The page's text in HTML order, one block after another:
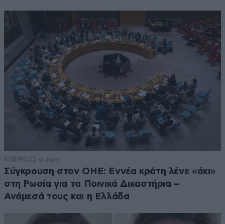
ΚΟΣΜΟΣ2 ω. πριν
Σύγκρουση στον ΟΗΕ: Εννέα κράτη λένε «όχι»
στη Ρωσία για τα Ποινικά Δικαστήρια –
Ανάμεσά τους και η Ελλάδα